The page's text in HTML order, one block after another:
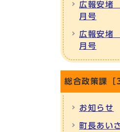
広報安堵
月号
広報安堵
月号
総合政策課［
お知らせ
町長あい